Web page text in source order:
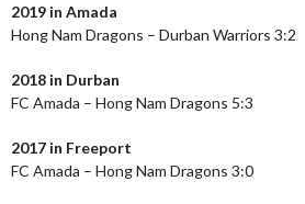
2019 in Amada
Hong Nam Dragons – Durban Warriors 3:2
2018 in Durban
FC Amada – Hong Nam Dragons 5:3
2017 in Freeport
FC Amada – Hong Nam Dragons 3:0